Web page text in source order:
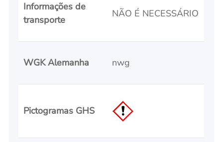
Informações de
transporte
NÃO É NECESSÁRIO
WGK Alemanha nwg
Pictogramas GHS